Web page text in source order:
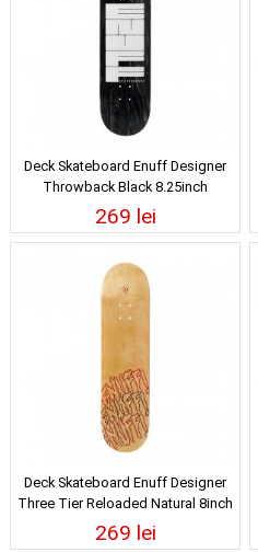
Deck Skateboard Enuff Designer
Throwback Black 8.25inch
269 lei
Deck Skateboard Enuff Designer
Three Tier Reloaded Natural 8inch
269 lei